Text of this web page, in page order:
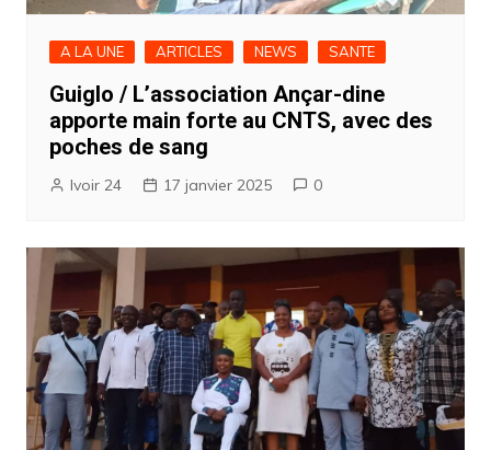
A LA UNE ARTICLES NEWS SANTE
Guiglo / L’association Ançar-dine
apporte main forte au CNTS, avec des
poches de sang
Ivoir 24 17 janvier 2025 0